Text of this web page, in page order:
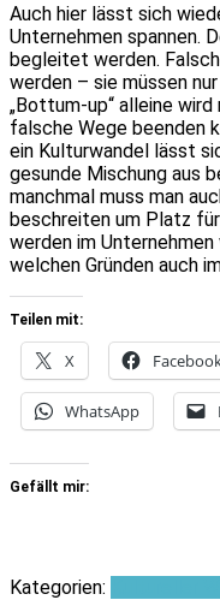
Auch hier lässt sich
Unternehmen spannen.
begleitet werden.
werden – sie müssen
„Bottum-up“ alleine
falsche Wege beenden
ein Kulturwandel lässt
gesunde Mischung aus
manchmal muss man
beschreiten um Platz
werden im
welchen Gründen auch
Teilen mit:
X
WhatsApp
Gefällt mir:
Kategorien: